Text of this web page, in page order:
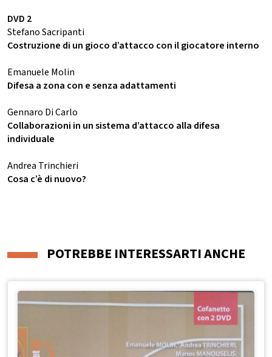
DVD 2
Stefano Sacripanti
Costruzione di un gioco d’attacco con il giocatore interno
Emanuele Molin
Difesa a zona con e senza adattamenti
Gennaro Di Carlo
Collaborazioni in un sistema d’attacco alla difesa
individuale
Andrea Trinchieri
Cosa c’è di nuovo?
POTREBBE INTERESSARTI ANCHE